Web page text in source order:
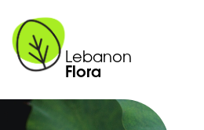
Lebanon
Flora